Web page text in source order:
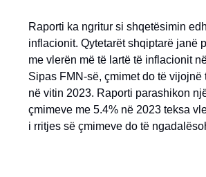
Raporti ka ngritur si shqetësimin
inflacionit. Qytetarët shqiptarë janë
me vlerën më të lartë të inflacionit
Sipas FMN-së, çmimet do të vijojnë
në vitin 2023. Raporti parashikon
çmimeve me 5.4% në 2023 teksa
i rritjes së çmimeve do të